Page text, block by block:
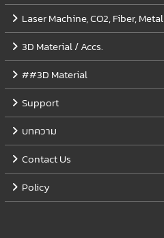
Laser Machine, CO2, Fiber, Metal
3D Material / Accs.
##3D Material
Support
บทความ
Contact Us
Policy